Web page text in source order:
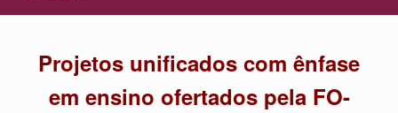
Projetos unificados com ênfase
em ensino ofertados pela FO-